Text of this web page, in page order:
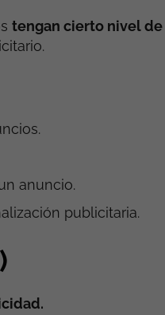
tengan cierto nivel de
anuncio.
publicitaria.